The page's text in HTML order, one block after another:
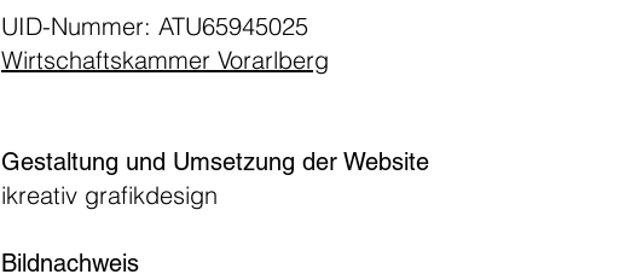
UID-Nummer: ATU65945025
Wirtschaftskammer Vorarlberg
Gestaltung und Umsetzung der Website
ikreativ grafikdesign
Bildnachweis